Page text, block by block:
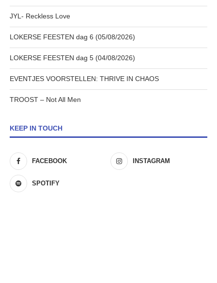
JYL- Reckless Love
LOKERSE FEESTEN dag 6 (05/08/2026)
LOKERSE FEESTEN dag 5 (04/08/2026)
EVENTJES VOORSTELLEN: THRIVE IN CHAOS
TROOST – Not All Men
KEEP IN TOUCH
FACEBOOK INSTAGRAM
SPOTIFY